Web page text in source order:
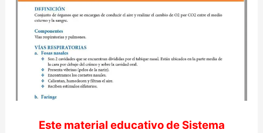
Este material educativo deSistema